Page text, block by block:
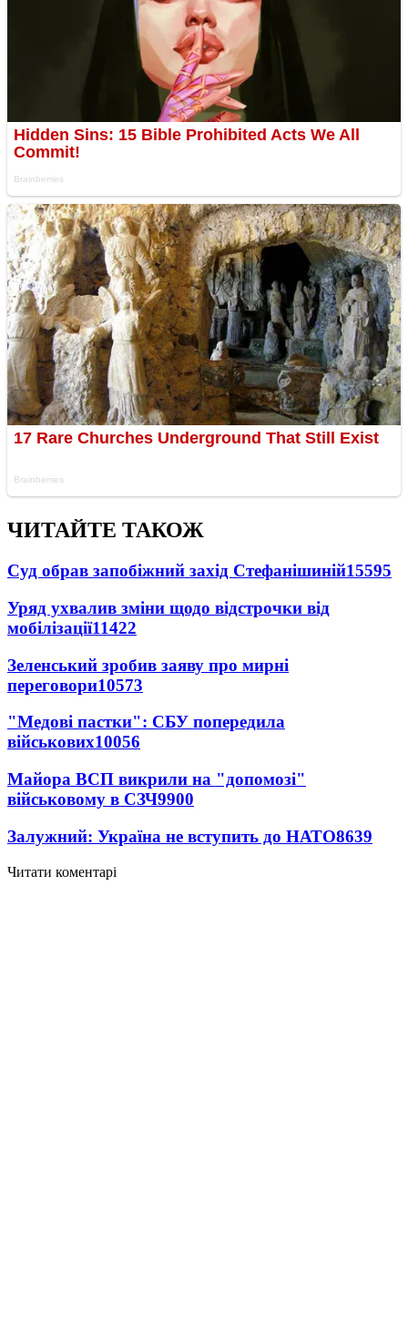
ЧИТАЙТЕ ТАКОЖ
Суд обрав запобіжний захід Стефанішиній15595
Уряд ухвалив зміни щодо відстрочки від
мобілізації11422
Зеленський зробив заяву про мирні
переговори10573
"Медові пастки": СБУ попередила
військових10056
Майора ВСП викрили на "допомозі"
військовому в СЗЧ9900
Залужний: Україна не вступить до НАТО8639
Читати коментарі